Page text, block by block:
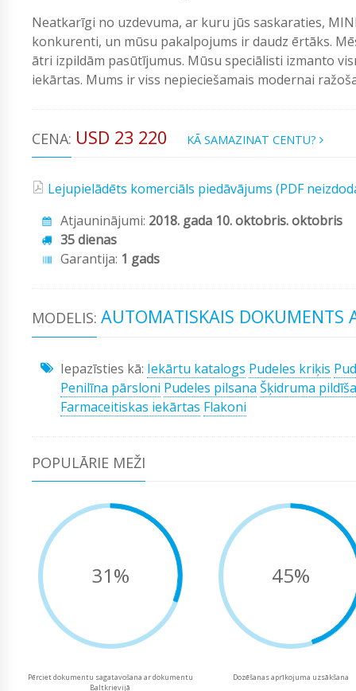
Neatkarīgi no uzdevuma, ar kuru jūs saskaraties,
konkurenti, un mūsu pakalpojums ir daudz ērtāks.
ātri izpildām pasūtījumus. Mūsu speciālisti izmanto
iekārtas. Mums ir viss nepieciešamais modernai
CENA: USD 23 220 KĀ SAMAZINAT CENTU?
Lejupielādēts komerciāls piedāvājums (PDF
Atjauninājumi: 2018. gada 10. oktobris. oktobris
35 dienas
Garantija: 1 gads
MODELIS: AUTOMATISKAIS DOKUMENTS
Iepazīsties kā: Iekārtu katalogs Pudeles kriķis
Penilīna pārsloni Pudeles pilsana Šķidruma
Farmaceitiskas iekārtas Flakoni
POPULĀRIE MEŽI
31%
Pērciet dokumentu sagatavošana ar dokumentu
Baltkrievijā
45%
Dozēšanas aprīkojuma uzsākšana